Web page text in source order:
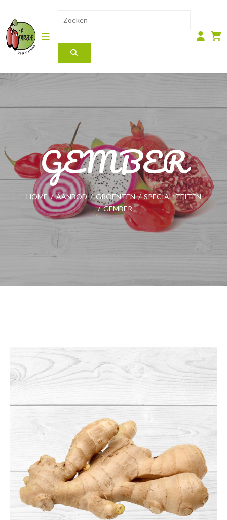
GEMBER
HOME / AANBOD / GROENTEN / SPECIALITEITEN
/ GEMBER